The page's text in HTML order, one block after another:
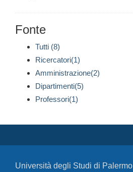
Fonte
Tutti (8)
Ricercatori(1)
Amministrazione(2)
Dipartimenti(5)
Professori(1)
Università degli Studi di Palermo